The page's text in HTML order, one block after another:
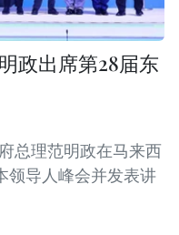
政出席第28届东
总理范明政在马来西
领导人峰会并发表讲